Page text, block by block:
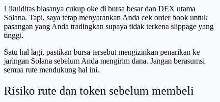
Likuiditas biasanya cukup oke di bursa besar dan DEX utama
Solana. Tapi, saya tetap menyarankan Anda cek order book untuk
pasangan yang Anda tradingkan supaya tidak terkena slippage yang
tinggi.
Satu hal lagi, pastikan bursa tersebut mengizinkan penarikan ke
jaringan Solana sebelum Anda mengirim dana. Jangan berasumsi
semua rute mendukung hal ini.
Risiko rute dan token sebelum membeli